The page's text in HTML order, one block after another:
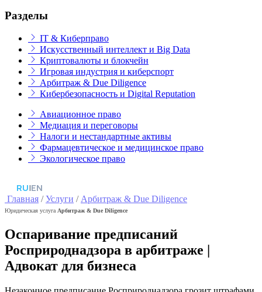
Разделы
IT & Киберправо
Искусственный интеллект и Big Data
Криптовалюты и блокчейн
Игровая индустрия и киберспорт
Арбитраж & Due Diligence
Кибербезопасность и Digital Reputation
Авиационное право
Медиация и переговоры
Налоги и нестандартные активы
Фармацевтическое и медицинское право
Экологическое право
RU|EN
Главная /Услуги /Арбитраж & Due Diligence
Юридическая услуга Арбитраж & Due Diligence
Оспаривание предписаний
Росприроднадзора в арбитраже |
Адвокат для бизнеса